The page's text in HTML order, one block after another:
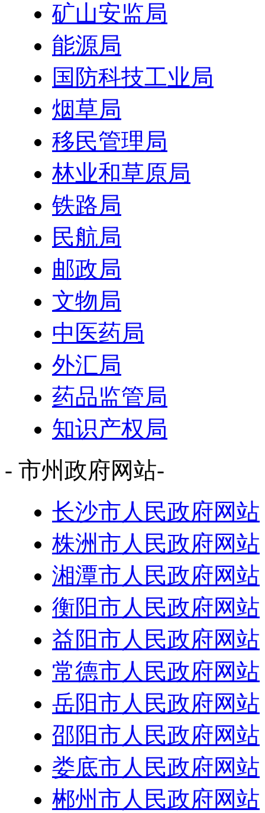
矿山安监局
能源局
国防科技工业局
烟草局
移民管理局
林业和草原局
铁路局
民航局
邮政局
文物局
中医药局
外汇局
药品监管局
知识产权局
- 市州政府网站-
长沙市人民政府网站
株洲市人民政府网站
湘潭市人民政府网站
衡阳市人民政府网站
益阳市人民政府网站
常德市人民政府网站
岳阳市人民政府网站
邵阳市人民政府网站
娄底市人民政府网站
郴州市人民政府网站